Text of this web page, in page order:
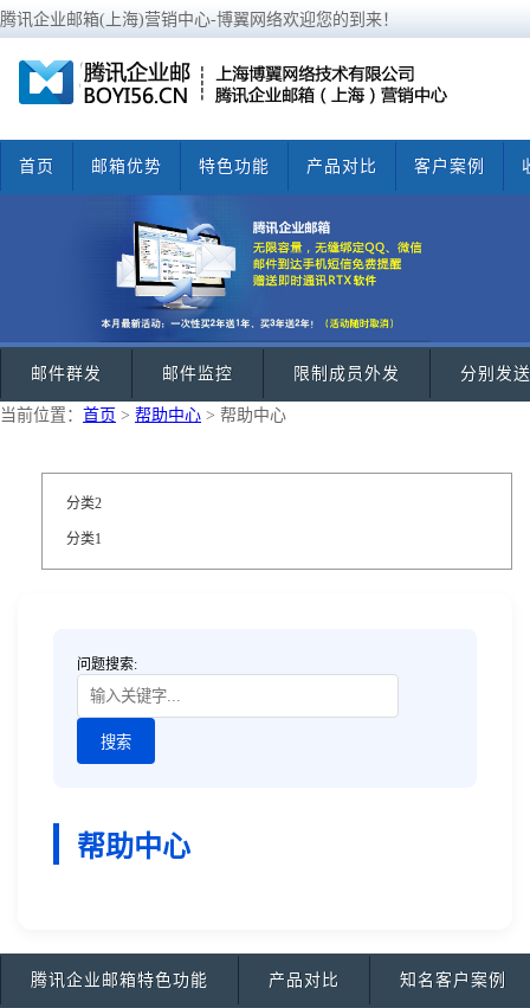
腾讯企业邮箱(上海)营销中心-博翼网络欢迎您的到来！
首页 邮箱优势 特色功能 产品对比 客户案例
邮件群发 邮件监控 限制成员外发 分别发送
当前位置： 首页 > 帮助中心 > 帮助中心
分类2
分类1
问题搜索:
帮助中心
腾讯企业邮箱特色功能 产品对比 知名客户案例